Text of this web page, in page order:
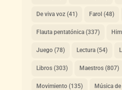
De viva voz(41) Farol(48)
Flauta pentatónica(337)
Juego(78) Lectura(54)
Libros(303) Maestros(807)
Movimiento(135) Música